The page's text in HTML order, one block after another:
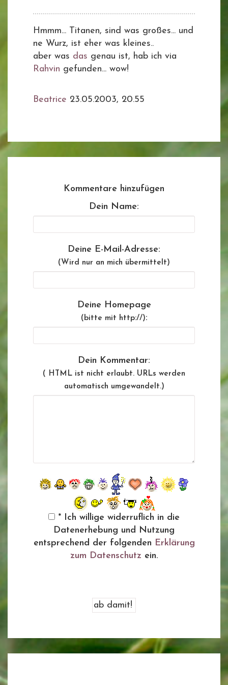
Hmmm... Titanen, sind was großes... und
ne Wurz, ist eher was kleines..
aber was das genau ist, hab ich via
Rahvin gefunden... wow!
Beatrice 23.05.2003, 20.55
Kommentare hinzufügen
Dein Name:
Deine E-Mail-Adresse:
(Wird nur an mich übermittelt)
Deine Homepage
(bitte mit http://):
Dein Kommentar:
( HTML ist nicht erlaubt. URLs werden
automatisch umgewandelt.)
* Ich willige widerruflich in die
Datenerhebung und Nutzung
entsprechend der folgenden Erklärung
zum Datenschutz ein.